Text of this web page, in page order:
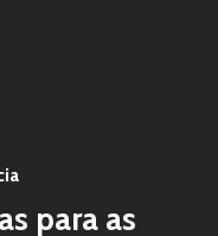
para as